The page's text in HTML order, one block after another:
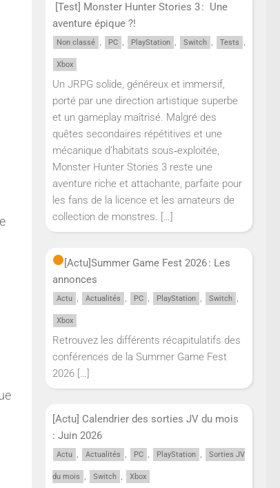
[Test] Monster Hunter Stories 3 : Une
aventure épique ?!
Non classé , PC , PlayStation , Switch , Tests ,
Xbox
Un JRPG solide, généreux et immersif,
porté par une direction artistique superbe
et un gameplay maîtrisé. Malgré des
quêtes secondaires répétitives et une
mécanique d’habitats sous‑exploitée,
Monster Hunter Stories 3 reste une
aventure riche et attachante, parfaite pour
les fans de la licence et les amateurs de
collection de monstres. […]
[Actu]Summer Game Fest 2026 : Les
annonces
Actu , Actualités , PC , PlayStation , Switch ,
Xbox
Retrouvez les différents récapitulatifs des
conférences de la Summer Game Fest
2026 […]
[Actu] Calendrier des sorties JV du mois
: Juin 2026
Actu , Actualités , PC , PlayStation , Sorties JV
du mois , Switch , Xbox